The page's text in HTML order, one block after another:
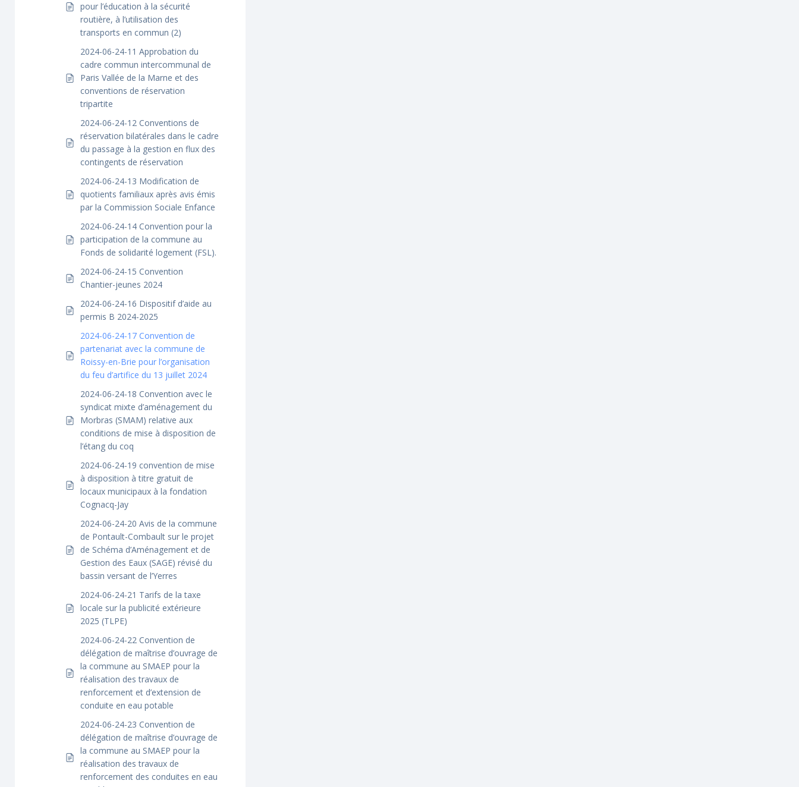
pour l’éducation à la sécurité
routière, à l’utilisation des
transports en commun (2)
2024-06-24-11 Approbation du
cadre commun intercommunal de
Paris Vallée de la Marne et des
conventions de réservation
tripartite
2024-06-24-12 Conventions de
réservation bilatérales dans le cadre
du passage à la gestion en flux des
contingents de réservation
2024-06-24-13 Modification de
quotients familiaux après avis émis
par la Commission Sociale Enfance
2024-06-24-14 Convention pour la
participation de la commune au
Fonds de solidarité logement (FSL).
2024-06-24-15 Convention
Chantier-jeunes 2024
2024-06-24-16 Dispositif d’aide au
permis B 2024-2025
2024-06-24-17 Convention de
partenariat avec la commune de
Roissy-en-Brie pour l’organisation
du feu d’artifice du 13 juillet 2024
2024-06-24-18 Convention avec le
syndicat mixte d’aménagement du
Morbras (SMAM) relative aux
conditions de mise à disposition de
l’étang du coq
2024-06-24-19 convention de mise
à disposition à titre gratuit de
locaux municipaux à la fondation
Cognacq-Jay
2024-06-24-20 Avis de la commune
de Pontault-Combault sur le projet
de Schéma d’Aménagement et de
Gestion des Eaux (SAGE) révisé du
bassin versant de l’Yerres
2024-06-24-21 Tarifs de la taxe
locale sur la publicité extérieure
2025 (TLPE)
2024-06-24-22 Convention de
délégation de maîtrise d’ouvrage de
la commune au SMAEP pour la
réalisation des travaux de
renforcement et d’extension de
conduite en eau potable
2024-06-24-23 Convention de
délégation de maîtrise d’ouvrage de
la commune au SMAEP pour la
réalisation des travaux de
renforcement des conduites en eau